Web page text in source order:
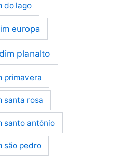
do lago
europa
planalto
primavera
santa rosa
santo antônio
são pedro